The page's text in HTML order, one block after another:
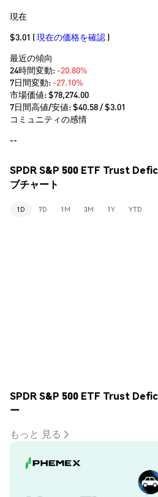
現在
$3.01 (現在の価格を確認 )
最近の傾向
24時間変動: -20.80%
7日間変動: -27.10%
市場価値:$78,274.00
7日間高値/安値: $40.58/ $3.01
コミュニティの感情
--
SPDR S&P 500 ETF Trust
ブチャート
1D 7D 1M 3M 1Y YTD
SPDR S&P 500 ETF Trust
ー
もっと 見る